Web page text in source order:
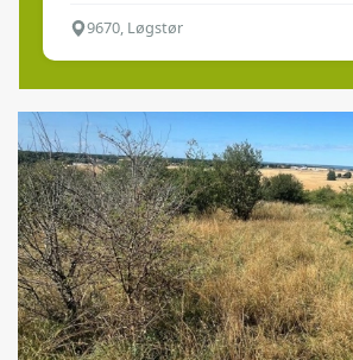
9670, Løgstør